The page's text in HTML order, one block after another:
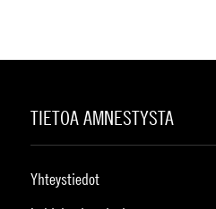
TIETOA AMNESTYSTA
Yhteystiedot